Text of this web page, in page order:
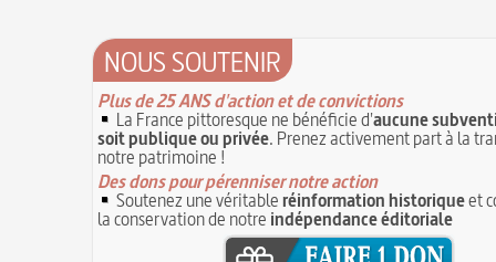
NOUS SOUTENIR
Plus de 25 ANS d'action et de convictions
La France pittoresque ne bénéficie d'aucune
soit publique ou privée. Prenez activement part à la
notre patrimoine !
Des dons pour pérenniser notre action
Soutenez une véritableréinformation historiqueet
la conservation de notre indépendance éditoriale